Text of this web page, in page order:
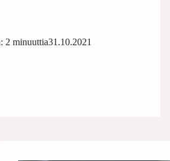
31.10.2021
2 minuuttia